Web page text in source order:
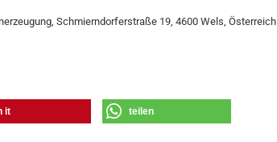
Schmierndorferstraße 19, 4600 Wels, Österreich
it teilen